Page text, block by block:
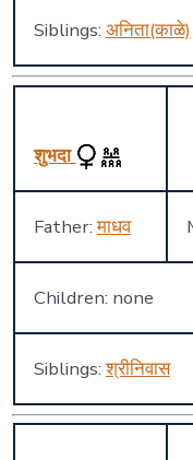
Siblings: अनिता(काळे)
शुभदा
Father:माधव
Children: none
Siblings:श्रीनिवास